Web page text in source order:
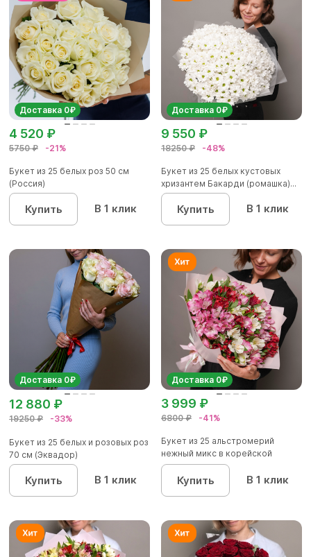
Доставка 0₽
5750 ₽ -21%
4 520 ₽
Букет из 25 белых роз 50 см
(Россия)
Купить В 1 клик
Доставка 0₽
18250 ₽ -48%
9 550 ₽
Букет из 25 белых кустовых
хризантем Бакарди (ромашка)...
Купить В 1 клик
Доставка 0₽
19250 ₽ -33%
12 880 ₽
Букет из 25 белых и розовых роз
70 см (Эквадор)
Купить В 1 клик
Доставка 0₽
6800 ₽ -41%
3 999 ₽
Букет из 25 альстромерий
нежный микс в корейской
упаков...
Купить В 1 клик